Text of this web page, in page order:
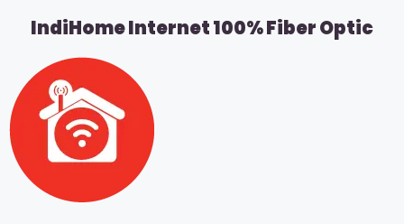
IndiHome Internet 100% Fiber Optic